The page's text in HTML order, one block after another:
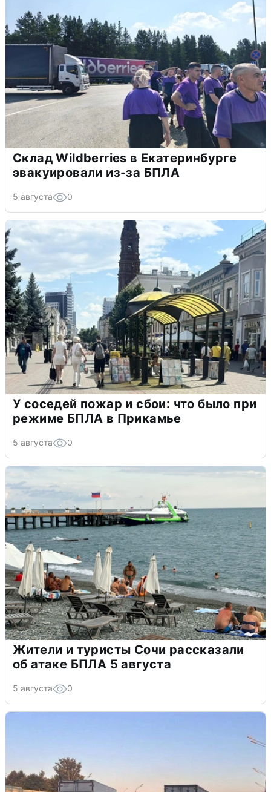
Склад Wildberries в Екатеринбурге
эвакуировали из-за БПЛА
5 августа 0
У соседей пожар и сбои: что было при
режиме БПЛА в Прикамье
5 августа 0
Жители и туристы Сочи рассказали
об атаке БПЛА 5 августа
5 августа 0